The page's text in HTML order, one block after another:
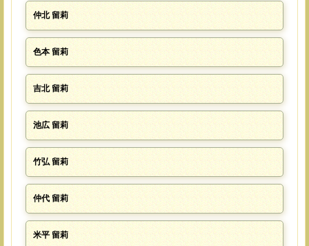
仲北 留莉
色本 留莉
吉北 留莉
池広 留莉
竹弘 留莉
仲代 留莉
米平 留莉